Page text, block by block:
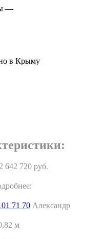
в Крыму
2 642 720 руб.
71 70 Александр
м